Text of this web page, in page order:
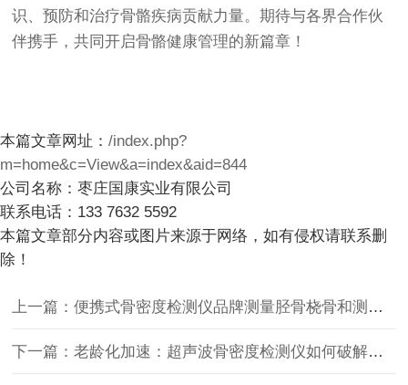
识、预防和治疗骨骼疾病贡献力量。期待与各界合作伙
伴携手，共同开启骨骼健康管理的新篇章！
本篇文章网址： /index.php?
m=home&c=View&a=index&aid=844
公司名称：枣庄国康实业有限公司
联系电话：133 7632 5592
本篇文章部分内容或图片来源于网络，如有侵权请联系删
除！
上一篇：便携式骨密度检测仪品牌测量胫骨桡骨和测量跟骨有什么区别
下一篇：老龄化加速：超声波骨密度检测仪如何破解基层骨质疏松筛查难题？